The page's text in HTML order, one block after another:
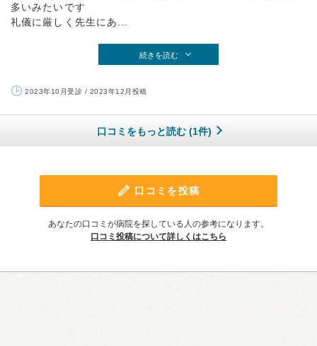
多いみたいです
礼儀に厳しく先生にあ...
続きを読む
2023年10月受診 / 2023年12月投稿
口コミをもっと読む (1件)
口コミを投稿
あなたの口コミが病院を探している人の参考になります。
口コミ投稿について詳しくはこちら